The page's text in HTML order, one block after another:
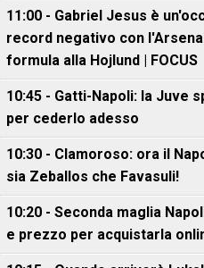
11:00 - Gabriel Jesus è
record negativo con
formula alla Hojlund | FOCUS
10:45 - Gatti-Napoli: la Juve
per cederlo adesso
10:30 - Clamoroso: ora il
sia Zeballos che Favasuli!
10:20 - Seconda maglia
e prezzo per acquistarla